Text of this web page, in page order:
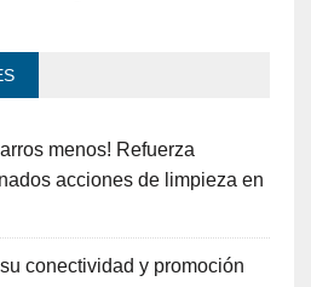
menos! Refuerza
acciones de limpieza en
conectividad y promoción